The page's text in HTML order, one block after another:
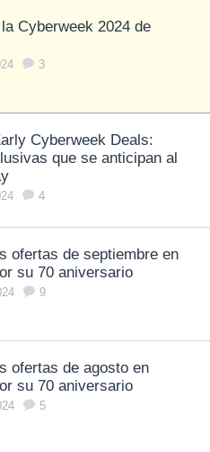
la Cyberweek 2024 de
3
Cyberweek Deals:
que se anticipan al
4
ofertas de septiembre en
su 70 aniversario
9
ofertas de agosto en
su 70 aniversario
5